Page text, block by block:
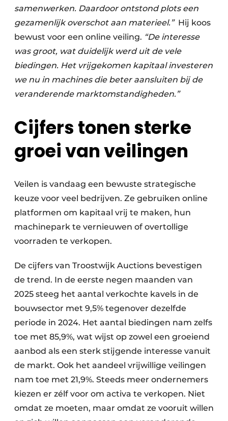
samenwerken. Daardoor ontstond plots een
gezamenlijk overschot aan materieel.” Hij koos
bewust voor een online veiling. “De interesse
was groot, wat duidelijk werd uit de vele
biedingen. Het vrijgekomen kapitaal investeren
we nu in machines die beter aansluiten bij de
veranderende marktomstandigheden.”
Cijfers tonen sterke
groei van veilingen
Veilen is vandaag een bewuste strategische
keuze voor veel bedrijven. Ze gebruiken online
platformen om kapitaal vrij te maken, hun
machinepark te vernieuwen of overtollige
voorraden te verkopen.
De cijfers van Troostwijk Auctions bevestigen
de trend. In de eerste negen maanden van
2025 steeg het aantal verkochte kavels in de
bouwsector met 9,5% tegenover dezelfde
periode in 2024. Het aantal biedingen nam zelfs
toe met 85,9%, wat wijst op zowel een groeiend
aanbod als een sterk stijgende interesse vanuit
de markt. Ook het aandeel vrijwillige veilingen
nam toe met 21,9%. Steeds meer ondernemers
kiezen er zélf voor om activa te verkopen. Niet
omdat ze moeten, maar omdat ze vooruit willen